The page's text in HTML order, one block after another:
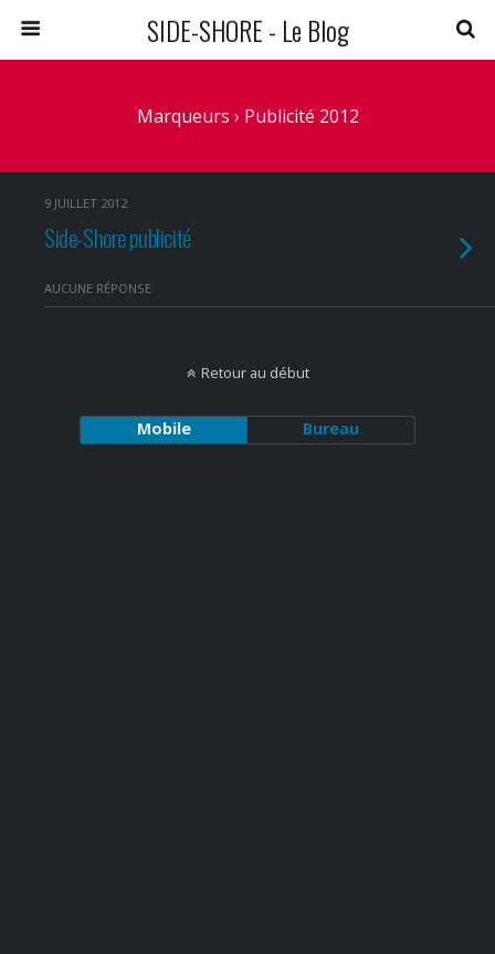
SIDE-SHORE - Le Blog
Marqueurs › Publicité 2012
9 JUILLET 2012
Side-Shore publicité
AUCUNE RÉPONSE
Retour au début
Mobile Bureau